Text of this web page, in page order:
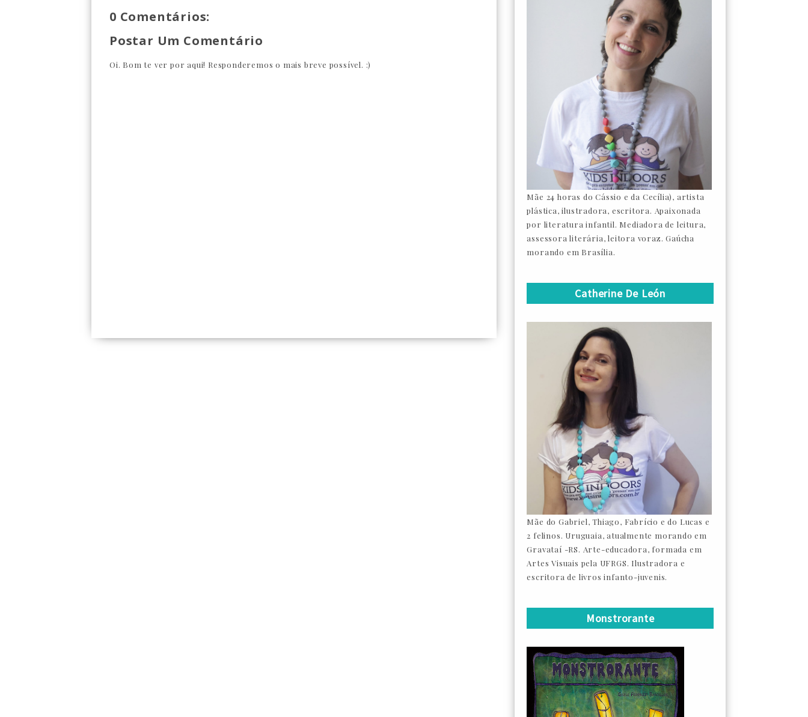
0 Comentários:
Postar Um Comentário
Oi. Bom te ver por aqui! Responderemos o mais breve possível. :)
Mãe 24 horas do Cássio e da Cecília), artista
plástica, ilustradora, escritora. Apaixonada
por literatura infantil. Mediadora de leitura,
assessora literária, leitora voraz. Gaúcha
morando em Brasília.
Catherine De León
Mãe do Gabriel, Thiago, Fabrício e do Lucas e
2 felinos. Uruguaia, atualmente morando em
Gravataí -RS. Arte-educadora, formada em
Artes Visuais pela UFRGS. Ilustradora e
escritora de livros infanto-juvenis.
Monstrorante